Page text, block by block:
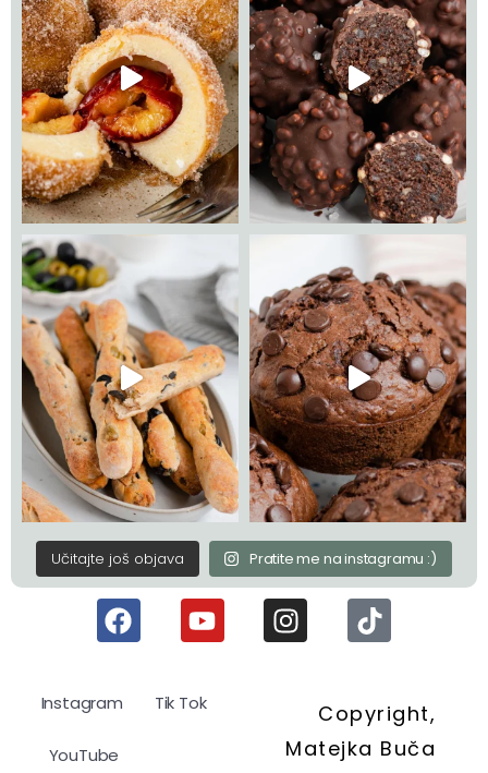
Učitajte još objava Pratite me na instagramu :)
Instagram Tik Tok
YouTube
Copyright,
Matejka Buča